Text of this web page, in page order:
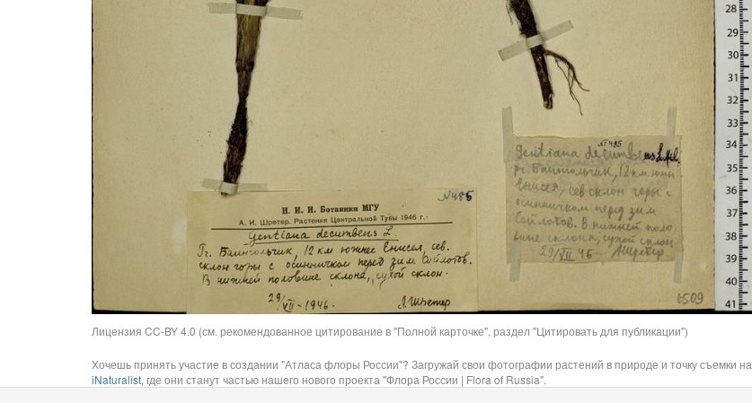
Лицензия CC-BY 4.0 (см. рекомендованное цитирование в "Полной карточке", раздел "Цитировать для публикации")
Хочешь принять участие в создании "Атласа флоры России"? Загружай свои фотографии растений в природе и точку съемки на
iNaturalist, где они станут частью нашего нового проекта "Флора России | Flora of Russia".